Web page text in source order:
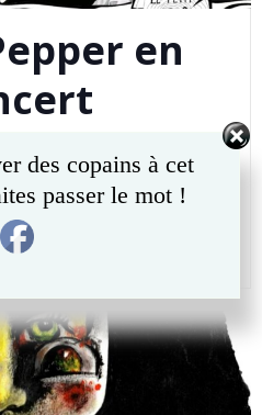
en
20h30 Au Petit Rustique à
Prix libre
READ MORE
des copains à cet
passer le mot !